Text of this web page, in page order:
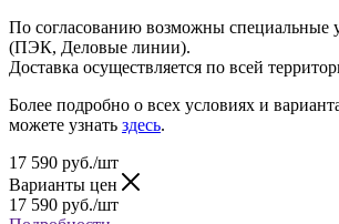
По согласованию возможны специальные
(ПЭК, Деловые линии).
Доставка осуществляется по всей
Более подробно о всех условиях и
можете узнать здесь.
17 590 руб./шт
Варианты цен
17 590 руб./шт